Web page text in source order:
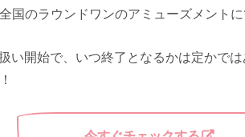
国のラウンドワンのアミューズメントに
い開始で、いつ終了となるかは定かで